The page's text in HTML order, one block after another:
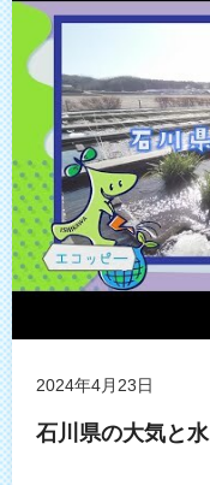
2024年4月23日
石川県の大気と水